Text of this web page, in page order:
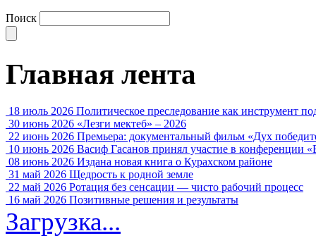
Поиск
Главная лента
18 июль 2026 Политическое преследование как инструмент
30 июнь 2026 «Лезги мектеб» – 2026
22 июнь 2026 Премьера: документальный фильм «Дух
10 июнь 2026 Васиф Гасанов принял участие в конференции
08 июнь 2026 Издана новая книга о Курахском районе
31 май 2026 Щедрость к родной земле
22 май 2026 Ротация без сенсации — чисто рабочий процесс
16 май 2026 Позитивные решения и результаты
Загрузка...